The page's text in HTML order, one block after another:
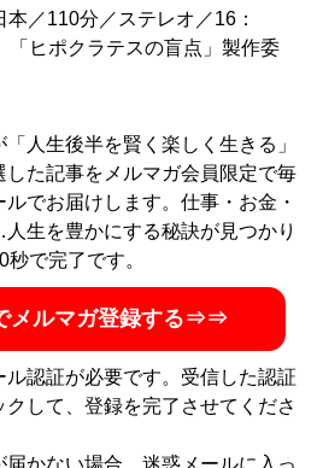
本／110分／ステレオ／16：
ポクラテスの盲点」製作委
人生後半を賢く楽しく生きる」
した記事をメルマガ会員限定で毎
でお届けします。仕事・お金・
生を豊かにする秘訣が見つかり
秒で完了です。
メルマガ登録する⇒⇒
認証が必要です。受信した認証
クして、登録を完了させてくださ